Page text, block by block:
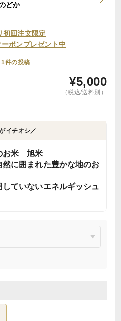
どか
初回注文限定
ポンプレゼント中
1件の投稿
¥5,000
（税込/送料別）
イチオシ／
お米 旭米
に囲まれた豊かな地のお
ていないエネルギッシュ